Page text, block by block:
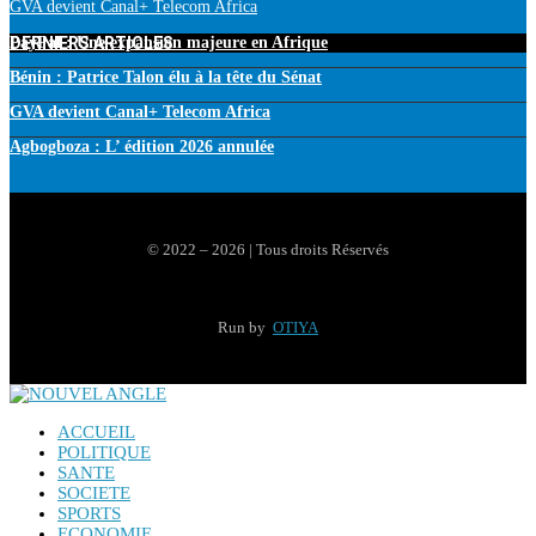
GVA devient Canal+ Telecom Africa
DERNIERS ARTICLES
PayPal : Une expansion majeure en Afrique
Bénin : Patrice Talon élu à la tête du Sénat
GVA devient Canal+ Telecom Africa
Agbogboza : L’ édition 2026 annulée
© 2022 – 2026 | Tous droits Réservés
Run by OTIYA
ACCUEIL
POLITIQUE
SANTE
SOCIETE
SPORTS